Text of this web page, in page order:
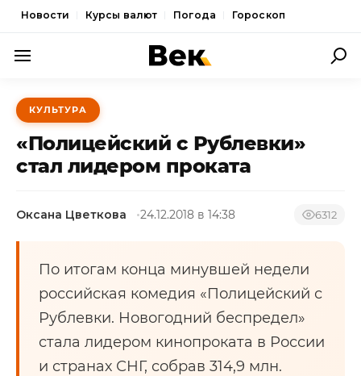
Новости Курсы валют Погода Гороскоп
ПОЛИТИКА
ЭКОНОМИКА
ОБЩЕСТВО
КУЛЬТУРА
КУЛЬТУРА
«Полицейский с Рублевки»
стал лидером проката
Оксана Цветкова 24.12.2018 в 14:38 6312
По итогам конца минувшей недели
российская комедия «Полицейский с
Рублевки. Новогодний беспредел»
стала лидером кинопроката в России
и странах СНГ, собрав 314,9 млн.